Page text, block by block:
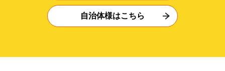
自治体様はこちら